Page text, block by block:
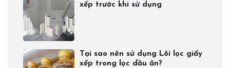
xếp trước khi sử dụng
Tại sao nên sử dụng Lõi lọc giấy
xếp trong lọc dầu ăn?